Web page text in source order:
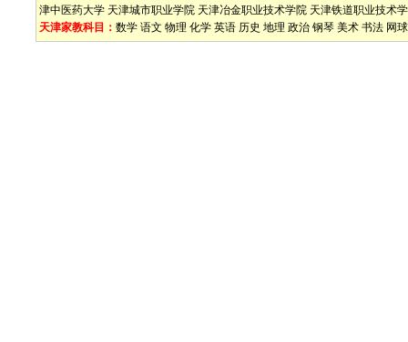
津中医药大学 天津城市职业学院 天津冶金职业技术学院 天津铁道职业技术
天津家教科目： 数学 语文 物理 化学 英语 历史 地理 政治 钢琴 美术 书法 网球